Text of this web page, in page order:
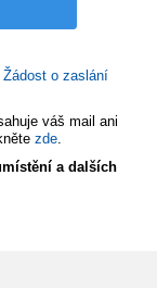
Žádost o zaslání
váš mail ani
zde.
a dalších